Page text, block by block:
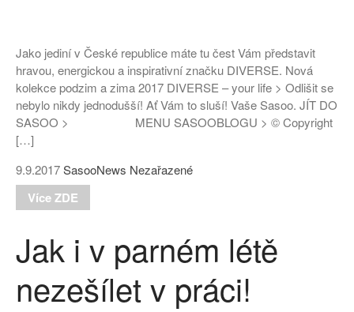
Jako jediní v České republice máte tu čest Vám představit
hravou, energickou a inspirativní značku DIVERSE. Nová
kolekce podzim a zima 2017 DIVERSE – your life > Odlišit se
nebylo nikdy jednodušší! Ať Vám to sluší! Vaše Sasoo. JÍT DO
SASOO > MENU SASOOBLOGU > © Copyright
[…]
9.9.2017SasooNews Nezařazené
Více ZDE
Jak i v parném létě
nezešílet v práci!